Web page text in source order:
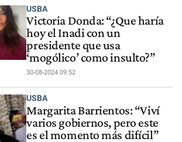
USBA
Victoria Donda: “¿Que haría
hoy el Inadi con un
presidente que usa
‘mogólico’ como insulto?”
30-08-2024 09:52
USBA
Margarita Barrientos: “Viví
varios gobiernos, pero este
es el momento más difícil”